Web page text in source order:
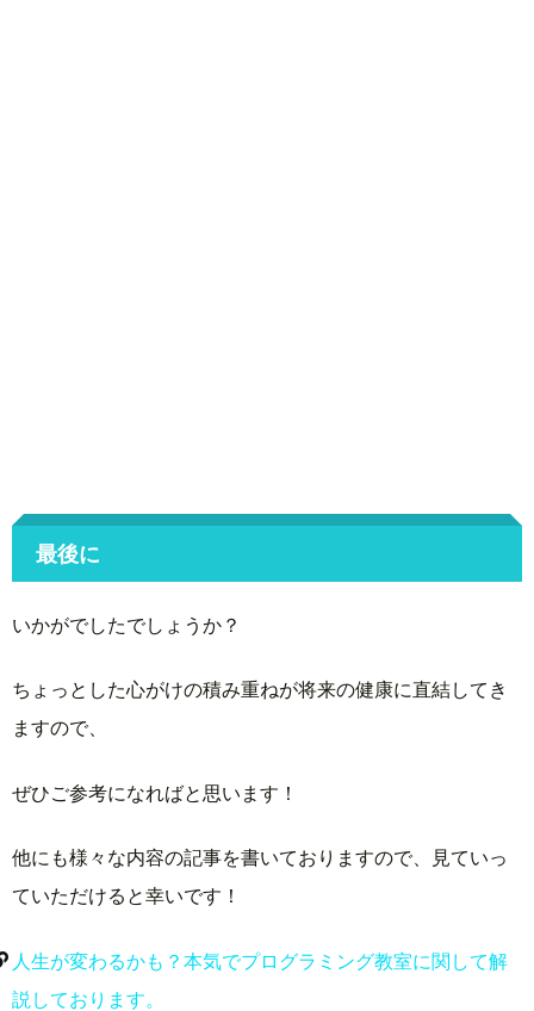
最後に
いかがでしたでしょうか？
ちょっとした心がけの積み重ねが将来の健康に直結してき
ますので、
ぜひご参考になればと思います！
他にも様々な内容の記事を書いておりますので、見ていっ
ていただけると幸いです！
人生が変わるかも？本気でプログラミング教室に関して解
説しております。